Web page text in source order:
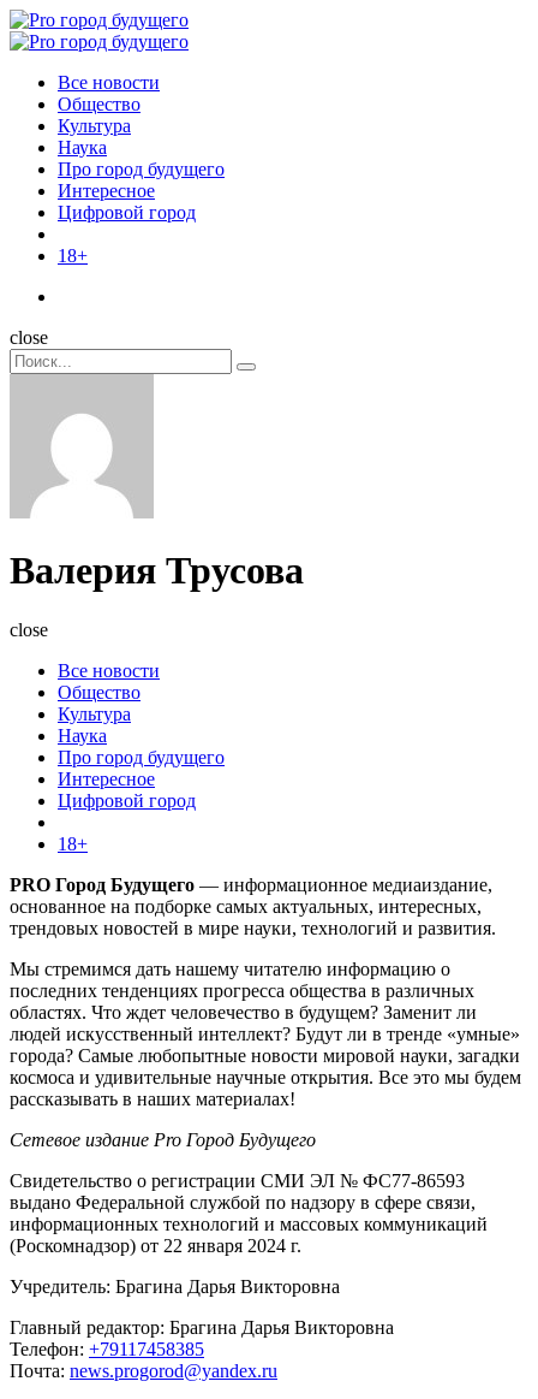
Menu
Поиск
Menu
Pro
Все новости
Общество
Культура
Наука
Про город будущего
Интересное
Цифровой город
18+
Поиск
close
Search
for:
Поиск
Валерия Трусова
close
Все новости
Общество
Культура
Наука
Про город будущего
Интересное
Цифровой город
18+
PRO Город Будущего — информационное медиаиздание,
основанное на подборке самых актуальных, интересных,
трендовых новостей в мире науки, технологий и развития.
Мы стремимся дать нашему читателю информацию о
последних тенденциях прогресса общества в различных
областях. Что ждет человечество в будущем? Заменит ли
людей искусственный интеллект? Будут ли в тренде «умные»
города? Самые любопытные новости мировой науки, загадки
космоса и удивительные научные открытия. Все это мы будем
рассказывать в наших материалах!
Сетевое издание Pro Город Будущего
Свидетельство о регистрации СМИ ЭЛ № ФС77-86593
выдано Федеральной службой по надзору в сфере связи,
информационных технологий и массовых коммуникаций
(Роскомнадзор) от 22 января 2024 г.
Учредитель: Брагина Дарья Викторовна
Главный редактор: Брагина Дарья Викторовна
Телефон: +79117458385
Почта: news.progorod@yandex.ru